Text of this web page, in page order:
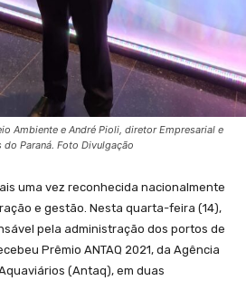
Ambiente e André Pioli, diretor Empresarial e
Paraná. Foto Divulgação
uma vez reconhecida nacionalmente
e gestão. Nesta quarta-feira (14),
pela administração dos portos de
Prêmio ANTAQ 2021, da Agência
(Antaq), em duas